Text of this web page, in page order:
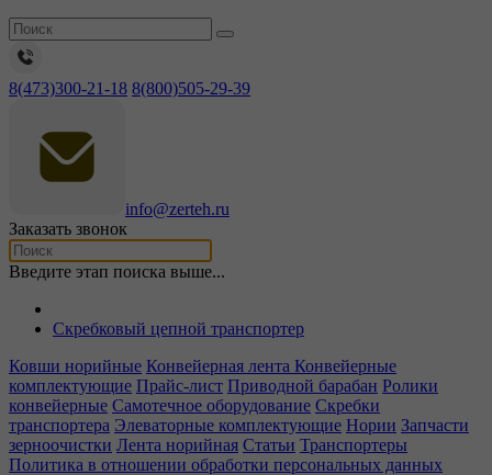
8(473)300-21-18 8(800)505-29-39
info@zerteh.ru
Заказать звонок
Введите этап поиска выше...
Скребковый цепной транспортер
Ковши норийные Конвейерная лента Конвейерные
комплектующие Прайс-лист Приводной барабан Ролики
конвейерные Самотечное оборудование Скребки
транспортера Элеваторные комплектующие Нории Запчасти
зерноочистки Лента норийная Статьи Транспортеры
Политика в отношении обработки персональных данных